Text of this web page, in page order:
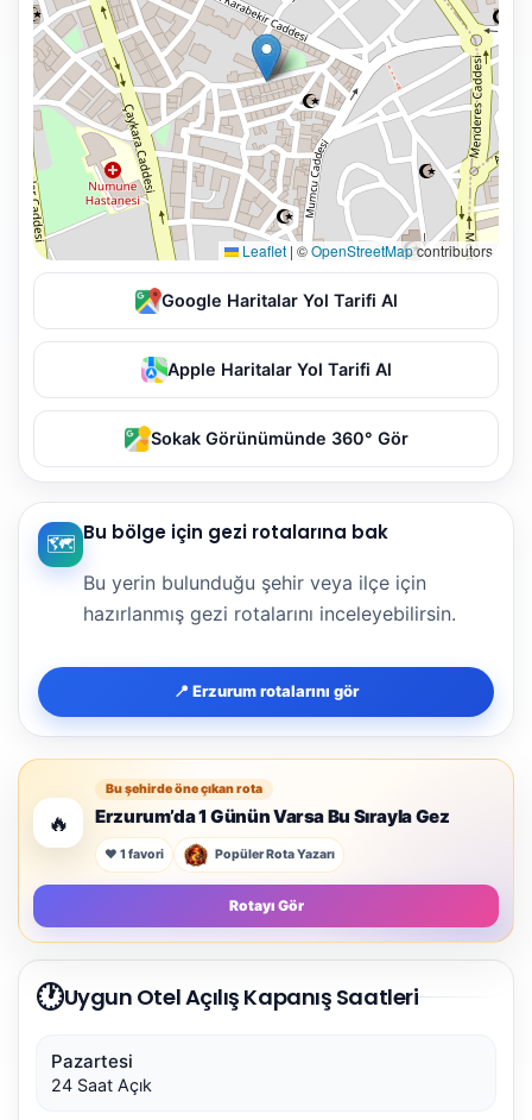
Leaflet | ©OpenStreetMapcontributors
Google Haritalar Yol Tarifi Al
Apple Haritalar Yol Tarifi Al
Sokak Görünümünde 360° Gör
🗺️ Bu bölge için gezi rotalarına bak
Bu yerin bulunduğu şehir veya ilçe için
hazırlanmış gezi rotalarını inceleyebilirsin.
📍 Erzurum rotalarını gör
🔥
Bu şehirde öne çıkan rota
Erzurum’da 1 Günün Varsa Bu Sırayla Gez
❤️ 1 favori Popüler Rota Yazarı
Rotayı Gör
🕐Uygun Otel Açılış Kapanış Saatleri
Pazartesi
24 Saat Açık